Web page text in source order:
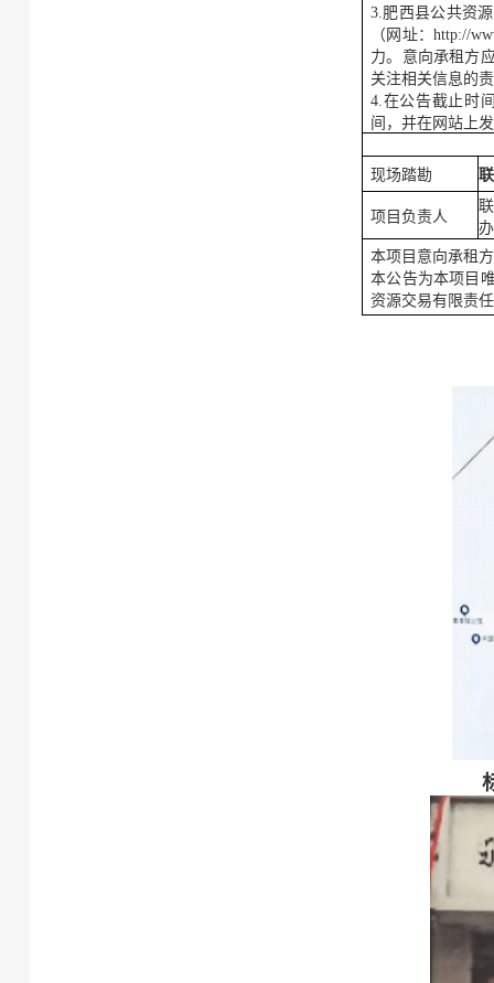
3.肥西县公共资
（网址：http://
力。意向承租方
关注相关信息的
4.在公告截止时
间，并在网站上
现场踏勘
项目负责人
本项目意向承租方
本公告为本项目
资源交易有限责